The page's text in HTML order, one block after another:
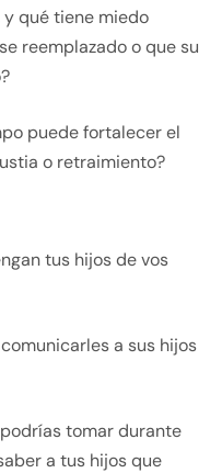
qué tiene miedo
reemplazado o que su
puede fortalecer el
o retraimiento?
tus hijos de vos
a sus hijos
tomar durante
a tus hijos que